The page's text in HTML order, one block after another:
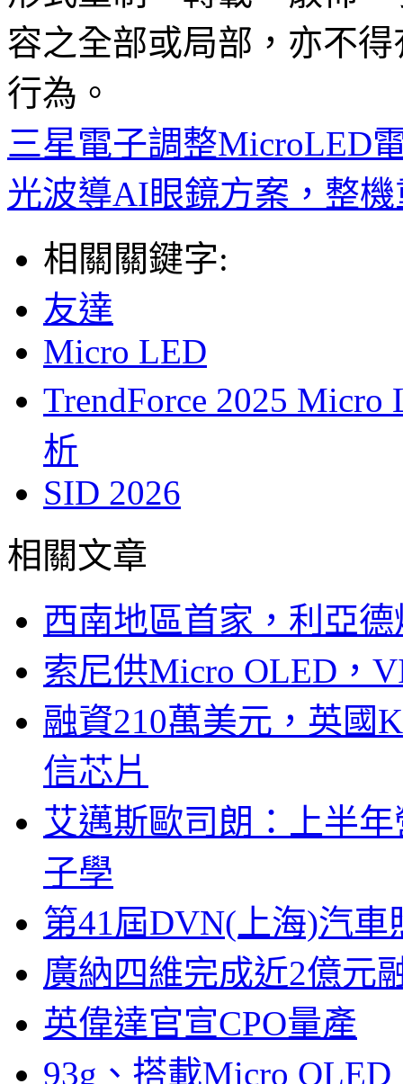
容之全部或局部，亦不
行為。
三星電子調整MicroLED
光波導AI眼鏡方案，整機
相關關鍵字:
友達
Micro LED
TrendForce 2025
析
SID 2026
相關文章
西南地區首家，利亞
索尼供Micro OLED，
融資210萬美元，英國
信芯片
艾邁斯歐司朗：上半
子學
第41屆DVN(上海)汽
廣納四維完成近2億元
英偉達官宣CPO量產
93g、搭載Micro